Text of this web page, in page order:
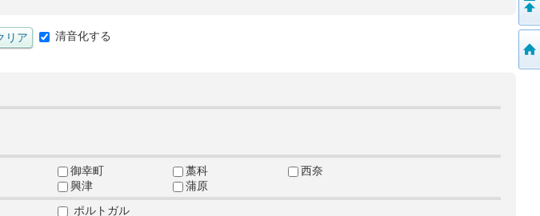
清音化する
御幸町 藁科
西奈
興津
蒲原
ポルトガル